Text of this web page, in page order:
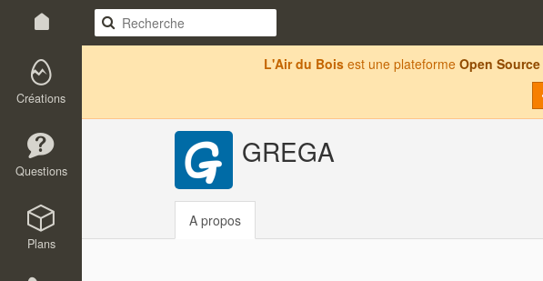
Créations
Questions
Plans
L'Air du Bois est une plateforme Open Source
GREGA
A propos